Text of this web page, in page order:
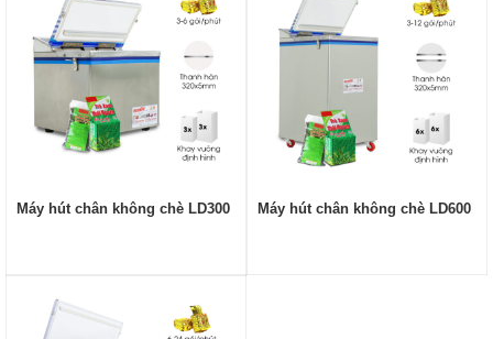
Máy hút chân không chè LD300 Máy hút chân không chè LD600